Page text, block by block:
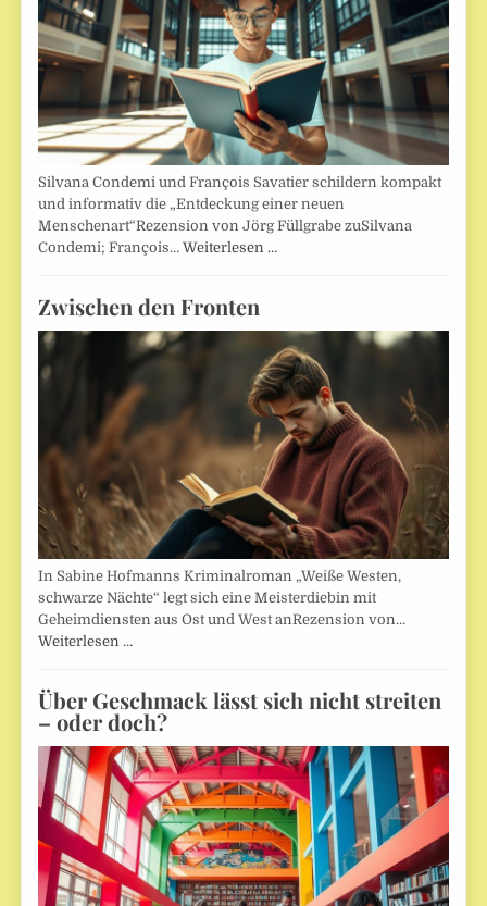
Silvana Condemi und François Savatier schildern kompakt
und informativ die „Entdeckung einer neuen
Menschenart“Rezension von Jörg Füllgrabe zuSilvana
Condemi; François…Weiterlesen …
Zwischen den Fronten
In Sabine Hofmanns Kriminalroman „Weiße Westen,
schwarze Nächte“ legt sich eine Meisterdiebin mit
Geheimdiensten aus Ost und West anRezension von…
Weiterlesen …
Über Geschmack lässt sich nicht streiten
– oder doch?